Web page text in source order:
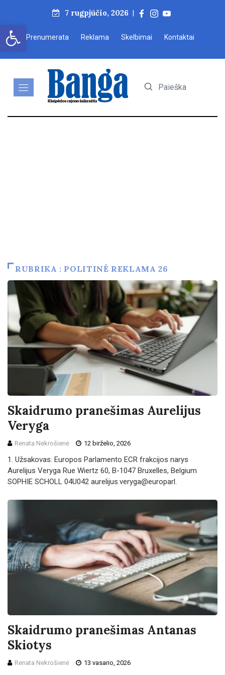
Open toolbar
7 rugpjūčio, 2026 |
Prenumerata Reklama Skelbimai Kontaktai
RUBRIKA : POLITINĖ REKLAMA 26
Skaidrumo pranešimas Aurelijus
Veryga
Renata Nekrošienė 12 birželio, 2026
1. Užsakovas: Europos Parlamento ECR frakcijos narys
Aurelijus Veryga Rue Wiertz 60, B-1047 Bruxelles, Belgium
SOPHIE SCHOLL 04U042 aurelijus.veryga@europarl.
Skaidrumo pranešimas Antanas
Skiotys
Renata Nekrošienė 13 vasario, 2026